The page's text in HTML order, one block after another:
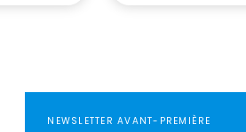
NEWSLETTER AVANT-PREMIÈRE